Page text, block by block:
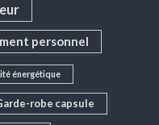
personnel
énergétique
robe capsule